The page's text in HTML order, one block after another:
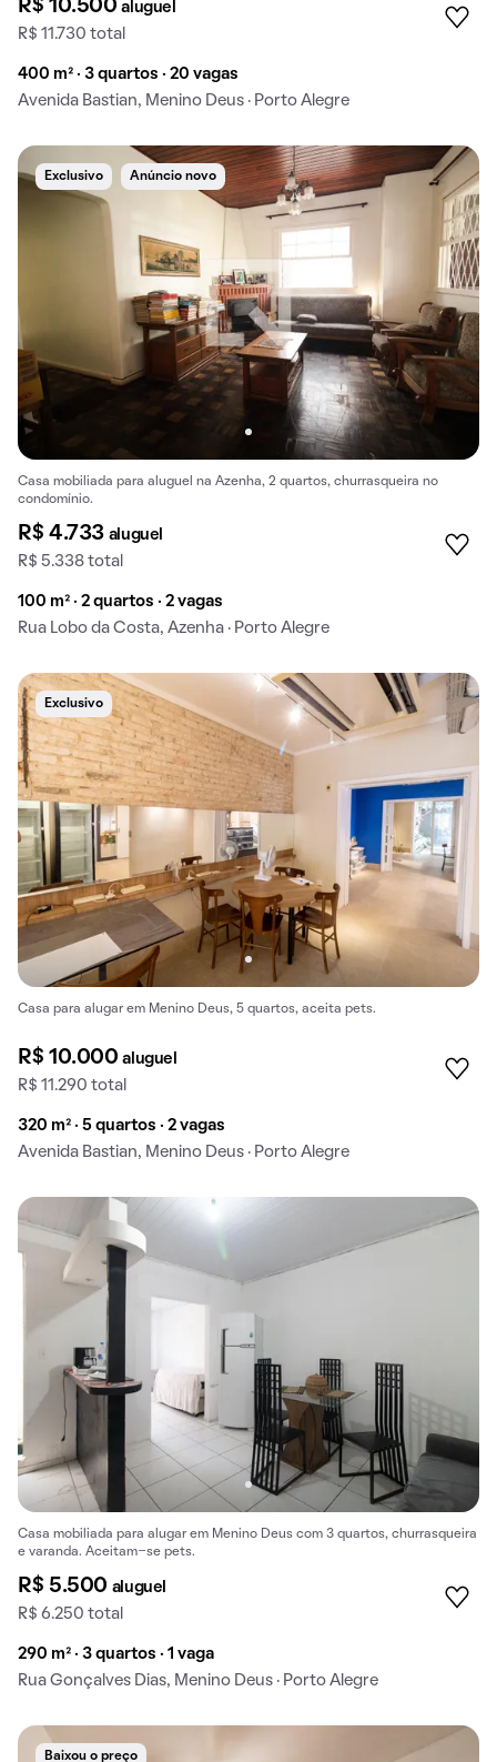
R$ 10.500aluguel
R$ 11.730 total
400 m² · 3 quartos · 20 vagas
Avenida Bastian, Menino Deus · Porto Alegre
Exclusivo Anúncio novo
Casa mobiliada para aluguel na Azenha, 2 quartos, churrasqueira no
condomínio.
R$ 4.733 aluguel
R$ 5.338 total
100 m² · 2 quartos · 2 vagas
Rua Lobo da Costa, Azenha · Porto Alegre
Exclusivo
Casa para alugar em Menino Deus, 5 quartos, aceita pets.
R$ 10.000aluguel
R$ 11.290 total
320 m² · 5 quartos · 2 vagas
Avenida Bastian, Menino Deus · Porto Alegre
Casa mobiliada para alugar em Menino Deus com 3 quartos, churrasqueira
e varanda. Aceitam-se pets.
R$ 5.500 aluguel
R$ 6.250 total
290 m² · 3 quartos · 1 vaga
Rua Gonçalves Dias, Menino Deus · Porto Alegre
Baixou o preço